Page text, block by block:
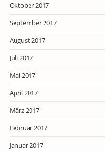
Oktober 2017
September 2017
August 2017
Juli 2017
Mai 2017
April 2017
März 2017
Februar 2017
Januar 2017